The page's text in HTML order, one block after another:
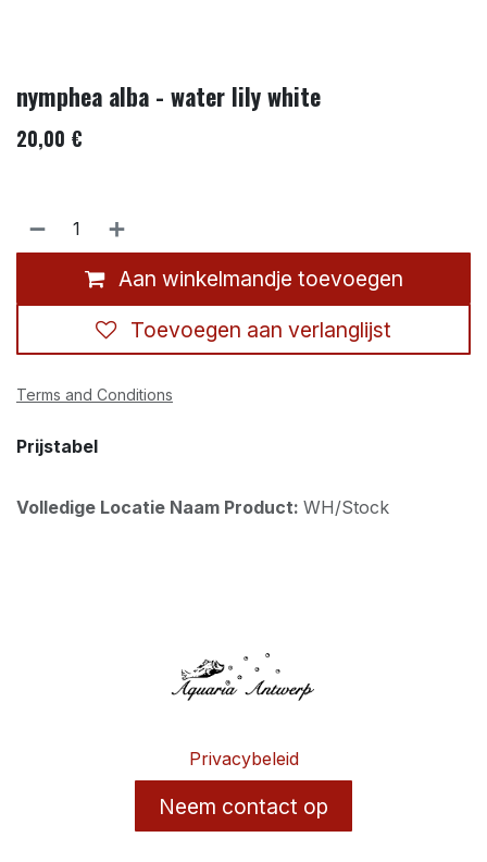
nymphea alba - water lily white
20,00 €
Aan winkelmandje toevoegen
Toevoegen aan verlanglijst
Terms and Conditions
Prijstabel
Volledige Locatie Naam Product: WH/Stock
Privacybeleid
Neem contact op